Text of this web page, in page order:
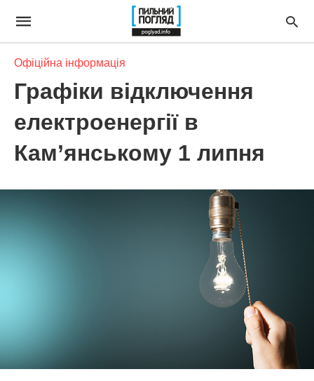
Офіційна інформація
Графіки відключення
електроенергії в
Кам’янському 1 липня